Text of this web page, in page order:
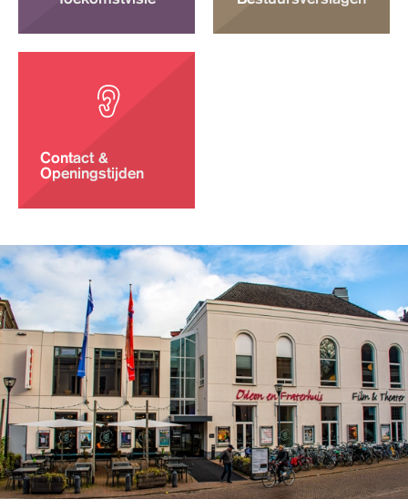
Contact &
Openingstijden